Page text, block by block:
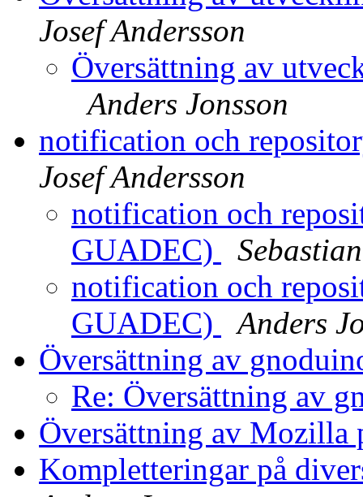
Josef Andersson
Översättning av
Anders Jonsson
notification och
Josef Andersson
notification och
GUADEC)
notification och
GUADEC)
Anders
Översättning av
Re: Översättning av
Översättning av
Kompletteringar på